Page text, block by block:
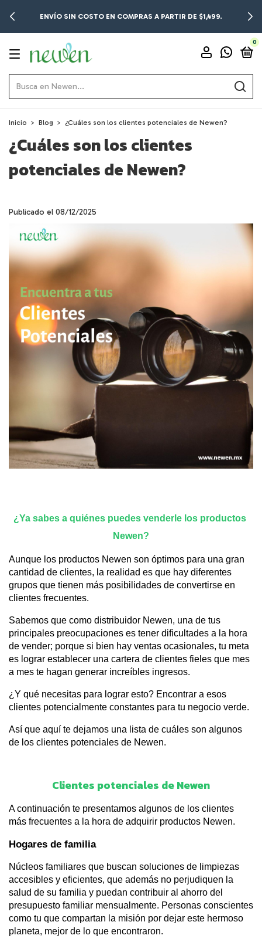
ENVÍO SIN COSTO EN COMPRAS A PARTIR DE $1,499.
0
Inicio > Blog > ¿Cuáles son los clientes potenciales de Newen?
¿Cuáles son los clientes
potenciales de Newen?
Publicado el 08/12/2025
¿Ya sabes a quiénes puedes venderle los productos
Newen?
Aunque los productos Newen son óptimos para una gran
cantidad de clientes, la realidad es que hay diferentes
grupos que tienen más posibilidades de convertirse en
clientes frecuentes.
Sabemos que como distribuidor Newen, una de tus
principales preocupaciones es tener dificultades a la hora
de vender; porque si bien hay ventas ocasionales, tu meta
es lograr establecer una cartera de clientes fieles que mes
a mes te hagan generar increíbles ingresos.
¿Y qué necesitas para lograr esto? Encontrar a esos
clientes potencialmente constantes para tu negocio verde.
Así que aquí te dejamos una lista de cuáles son algunos
de los clientes potenciales de Newen.
Clientes potenciales de Newen
A continuación te presentamos algunos de los clientes
más frecuentes a la hora de adquirir productos Newen.
Hogares de familia
Núcleos familiares que buscan soluciones de limpiezas
accesibles y eficientes, que además no perjudiquen la
salud de su familia y puedan contribuir al ahorro del
presupuesto familiar mensualmente. Personas conscientes
como tu que compartan la misión por dejar este hermoso
planeta, mejor de lo que encontraron.